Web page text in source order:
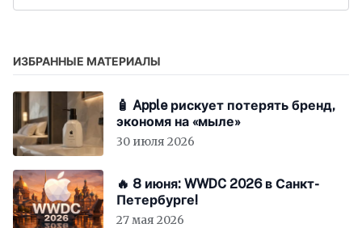
ИЗБРАННЫЕ МАТЕРИАЛЫ
🧴 Apple рискует потерять бренд,
экономя на «мыле»
30 июля 2026
🔥 8 июня: WWDC 2026 в Санкт-
Петербурге!
27 мая 2026